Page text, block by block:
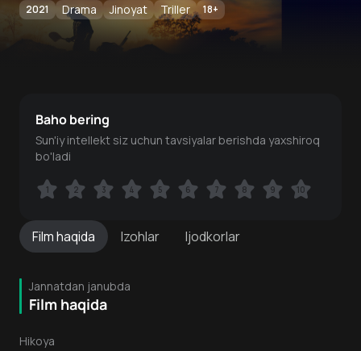
2021 Drama Jinoyat Triller 18+
Filmhaqida Izohlar Ijodkorlar
Jannatdan janubda
Film haqida
Hikoya
Baho bering
Sun'iy intellekt siz uchun tavsiyalar berishda yaxshiroq
bo'ladi
1 2 3 4 5 6 7 8 9 10
1 2 3 4 5 6 7 8 9 10